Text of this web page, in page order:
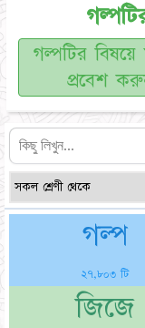
গল্পটির
প্রবেশ
গল্প
২৭,৮০৩ টি
জিজে